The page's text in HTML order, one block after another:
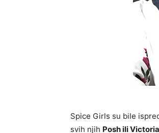
Spice Girls su bile
svih njih Posh ili